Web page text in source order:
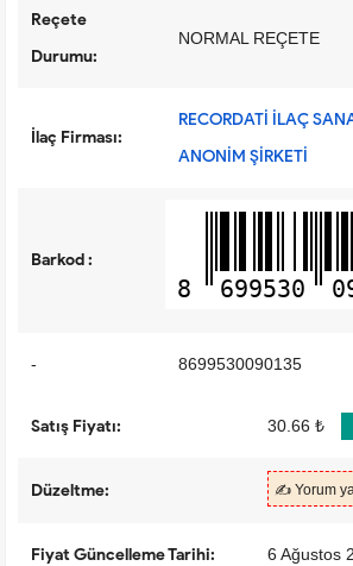
Reçete
Durumu:
NORMAL REÇETE
İlaç Firması:
RECORDATİ İLAÇ
ANONİM ŞİRKETİ
Barkod :
8 699530
- 8699530090135
Satış Fiyatı: 30.66 ₺
Düzeltme: ✍️ Yorum
Fiyat Güncelleme Tarihi: 6 Ağustos